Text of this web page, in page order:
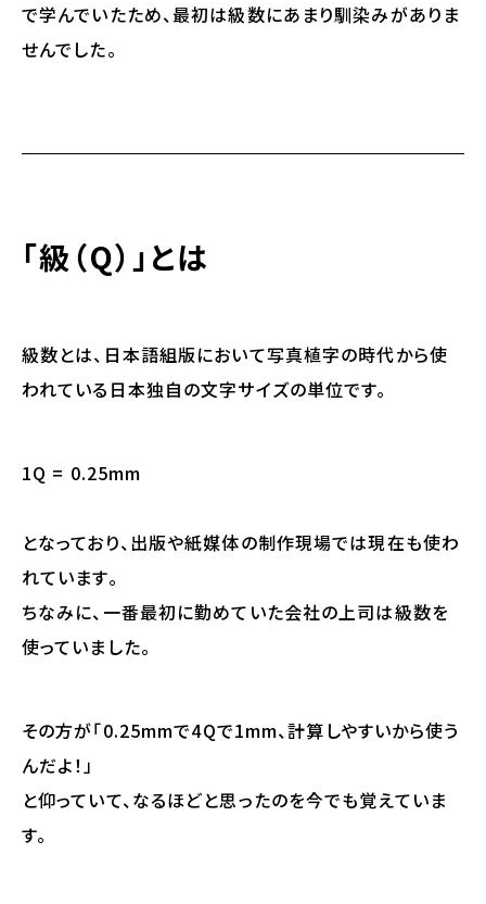
で学んでいたため、最初は級数にあまり馴染みがありま
せんでした。
「級（Q）」とは
級数とは、日本語組版において写真植字の時代から使
われている日本独自の文字サイズの単位です。
1Q = 0.25mm
となっており、出版や紙媒体の制作現場では現在も使わ
れています。
ちなみに、一番最初に勤めていた会社の上司は級数を
使っていました。
その方が「0.25mmで4Qで1mm、計算しやすいから使う
んだよ！」
と仰っていて、なるほどと思ったのを今でも覚えていま
す。